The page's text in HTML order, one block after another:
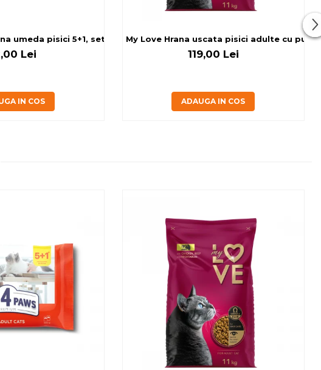
0.34kg
umeda pisici 5+1, set 6x80 g
Lei
IN COS
My Love Hrana uscata pisici adulte cu pui,
119,00 Lei
ADAUGA IN COS